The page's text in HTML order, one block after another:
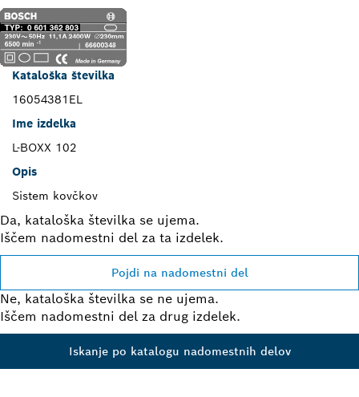
Kataloška številka
16054381EL
Ime izdelka
L-BOXX 102
Opis
Sistem kovčkov
Da, kataloška številka se ujema.
Iščem nadomestni del za ta izdelek.
Pojdi na nadomestni del
Ne, kataloška številka se ne ujema.
Iščem nadomestni del za drug izdelek.
Iskanje po katalogu nadomestnih delov